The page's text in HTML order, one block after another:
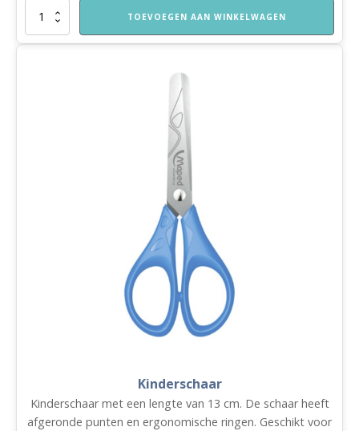
Het
niet
TOEVOEGEN AAN WINKELWAGEN
Kinderschaar
Kinderschaar met een lengte van 13 cm. De schaar heeft
afgeronde punten en ergonomische ringen. Geschikt voor